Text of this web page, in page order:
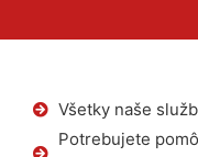
Všetky naše
Potrebujete